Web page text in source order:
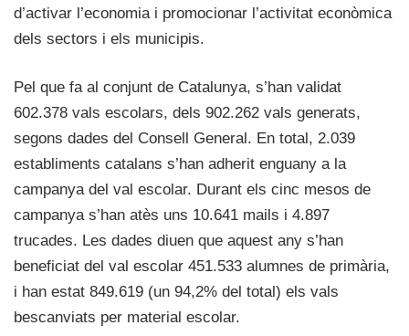
d’activar l’economia i promocionar l’activitat econòmica
dels sectors i els municipis.
Pel que fa al conjunt de Catalunya, s’han validat
602.378 vals escolars, dels 902.262 vals generats,
segons dades del Consell General. En total, 2.039
establiments catalans s’han adherit enguany a la
campanya del val escolar. Durant els cinc mesos de
campanya s’han atès uns 10.641 mails i 4.897
trucades. Les dades diuen que aquest any s’han
beneficiat del val escolar 451.533 alumnes de primària,
i han estat 849.619 (un 94,2% del total) els vals
bescanviats per material escolar.